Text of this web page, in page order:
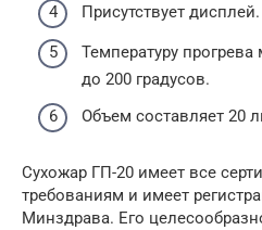
Присутствует дисплей.
Температуру
до 200 градусов.
Объем составляет 20
Сухожар ГП-20 имеет все
требованиям и имеет
Минздрава. Его